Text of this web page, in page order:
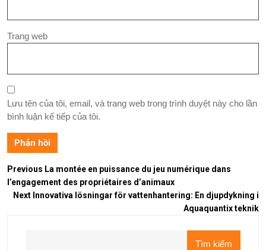
Trang web
Lưu tên của tôi, email, và trang web trong trình duyệt này cho lần
bình luận kế tiếp của tôi.
Previous La montée en puissance du jeu numérique dans
l’engagement des propriétaires d’animaux
Next Innovativa lösningar för vattenhantering: En djupdykning i
Aquaquantix teknik
Tìm kiếm